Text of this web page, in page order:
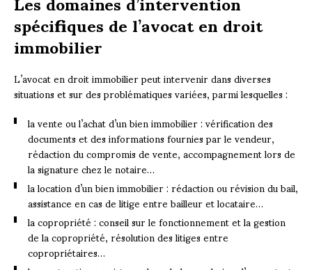
spécifiques de l’avocat en droit
immobilier
L’avocat en droit immobilier peut intervenir dans diverses
situations et sur des problématiques variées, parmi lesquelles :
la vente ou l’achat d’un bien immobilier : vérification des
documents et des informations fournies par le vendeur,
rédaction du compromis de vente, accompagnement lors de
la signature chez le notaire…
la location d’un bien immobilier : rédaction ou révision du bail,
assistance en cas de litige entre bailleur et locataire…
la copropriété : conseil sur le fonctionnement et la gestion
de la copropriété, résolution des litiges entre
copropriétaires…